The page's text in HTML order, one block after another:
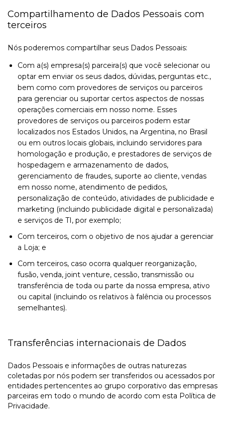
Compartilhamento de Dados Pessoais com
terceiros
Nós poderemos compartilhar seus Dados Pessoais:
Com a(s) empresa(s) parceira(s) que você selecionar ou
optar em enviar os seus dados, dúvidas, perguntas etc.,
bem como com provedores de serviços ou parceiros
para gerenciar ou suportar certos aspectos de nossas
operações comerciais em nosso nome. Esses
provedores de serviços ou parceiros podem estar
localizados nos Estados Unidos, na Argentina, no Brasil
ou em outros locais globais, incluindo servidores para
homologação e produção, e prestadores de serviços de
hospedagem e armazenamento de dados,
gerenciamento de fraudes, suporte ao cliente, vendas
em nosso nome, atendimento de pedidos,
personalização de conteúdo, atividades de publicidade e
marketing (incluindo publicidade digital e personalizada)
e serviços de TI, por exemplo;
Com terceiros, com o objetivo de nos ajudar a gerenciar
a Loja; e
Com terceiros, caso ocorra qualquer reorganização,
fusão, venda, joint venture, cessão, transmissão ou
transferência de toda ou parte da nossa empresa, ativo
ou capital (incluindo os relativos à falência ou processos
semelhantes).
Transferências internacionais de Dados
Dados Pessoais e informações de outras naturezas
coletadas por nós podem ser transferidos ou acessados por
entidades pertencentes ao grupo corporativo das empresas
parceiras em todo o mundo de acordo com esta Política de
Privacidade.